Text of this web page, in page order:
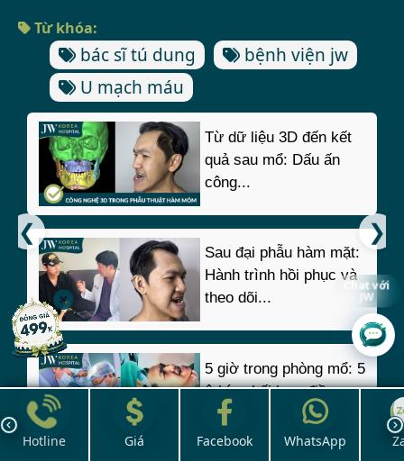
Từ khóa:
bác sĩ tú dung
bệnh viện jw
U mạch máu
Từ dữ liệu 3D đến kết
quả sau mổ: Dấu ấn
công...
Sau đại phẫu hàm mặt:
Hành trình hồi phục và
theo dõi...
5 giờ trong phòng mổ: 5
ê-kíp phối hợp điều
chỉnh hàm...
Hotline
Giá Facebook WhatsApp
Chat với
JW